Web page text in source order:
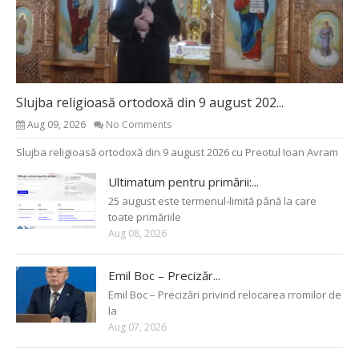
Slujba religioasă ortodoxă din 9 august 202...
Aug 09, 2026 No Comments
Slujba religioasă ortodoxă din 9 august 2026 cu Preotul Ioan Avram
Ultimatum pentru primării:...
25 august este termenul-limită până la care
toate primăriile
Aug 08, 2026
Emil Boc – Precizăr...
Emil Boc – Precizări privind relocarea rromilor de
la
Aug 07, 2026